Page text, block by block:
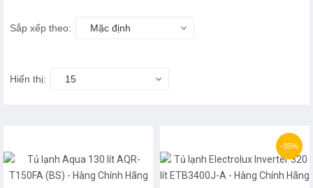
Sắp xếp theo: Mặc định
Hiển thị: 15
-35%